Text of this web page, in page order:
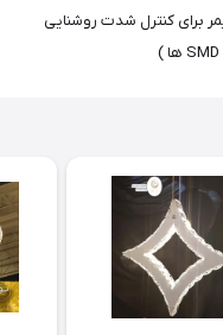
کنترل بودن 5- دارای دیمر برای کنترل شدت روشنایی